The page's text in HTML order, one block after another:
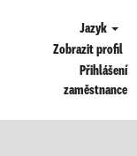
Jazyk
Zobrazit profil
Přihlášení
zaměstnance